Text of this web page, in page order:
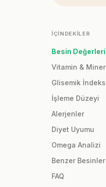
İÇINDEKILER
Besin Değerleri
Vitamin &
Glisemik İndeks
İşleme Düzeyi
Alerjenler
Diyet Uyumu
Omega Analizi
Benzer Besinler
FAQ